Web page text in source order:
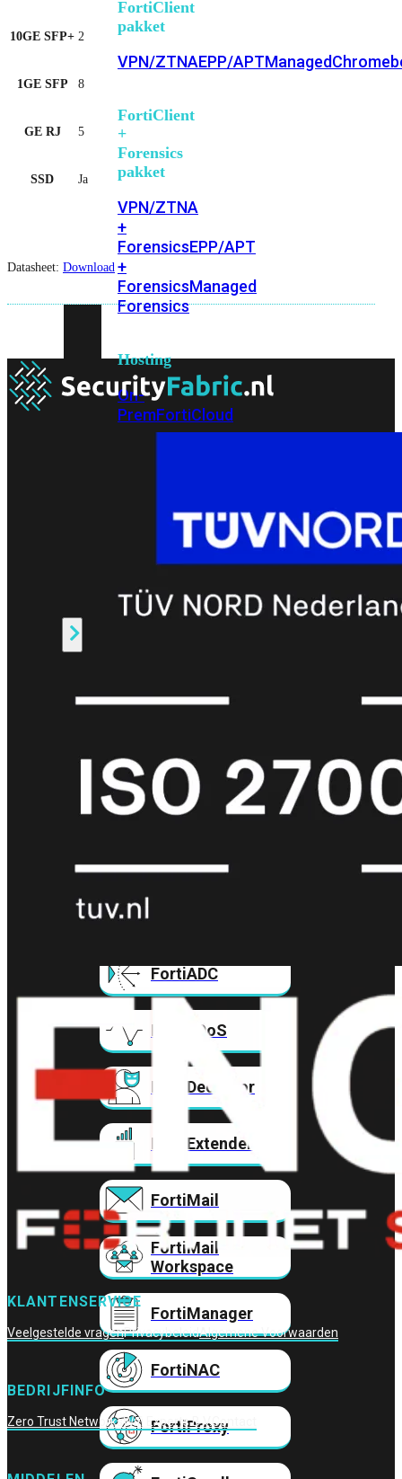
FortiClient
pakket
VPN/ZTNAEPP/APTManaged
FortiClient
+
Forensics
pakket
VPN/ZTNA
+
ForensicsEPP/APT
+
ForensicsManaged
Forensics
Hosting
On-
PremFortiCloud
FortiClientFortiEndpoint
FortiAP
FortiAnalyzer
FortiADC
FortiDDoS
FortiDeceptor
FortiExtender
FortiMail
FortiMail
Workspace
FortiManager
FortiNAC
FortiProxy
10GE SFP+ 2
1GE SFP 8
GE RJ 5
SSD Ja
Datasheet: Download
KLANTENSERVICE
Veelgestelde vragenPrivacybeleidAlgemene Voorwaarden
BEDRIJFINFO
Zero Trust NetworksWifi Experts B.V.Contact